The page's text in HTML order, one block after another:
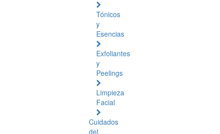
Tónicos
y
Esencias
Exfoliantes
y
Peelings
Limpieza
Facial
Cuidados
del